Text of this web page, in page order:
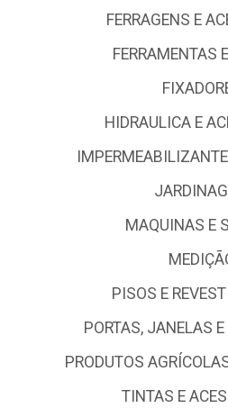
FERRAGENS E
FERRAMENTAS
HIDRAULICA E
MAQUINAS E
PISOS E
PORTAS, JANELAS
PRODUTOS
TINTAS E